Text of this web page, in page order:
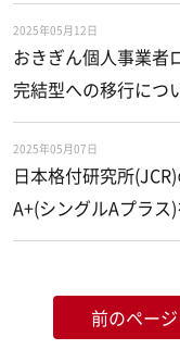
2025年05月12日
おきぎん個人事業者
完結型への移行につ
2025年05月07日
日本格付研究所
A+(シングルAプラス
前のページ